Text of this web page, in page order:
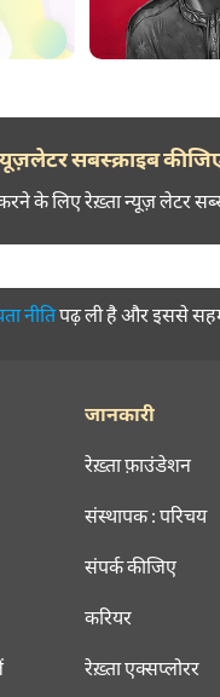
सबस्क्राइब
करने के लिए रेख़्ता न्यूज़ लेटर
नीतिपढ़ ली है और इससे
जानकारी
रेख़्ता फ़ाउंडेशन
संस्थापक : परिचय
संपर्क कीजिए
करियर
रेख़्ता एक्सप्लोरर